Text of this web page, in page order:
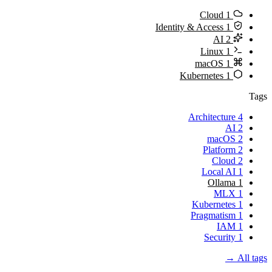
Cloud 1
Identity & Access 1
AI 2
Linux 1
macOS 1
Kubernetes 1
Tags
Architecture 4
AI 2
macOS 2
Platform 2
Cloud 2
Local AI 1
Ollama 1
MLX 1
Kubernetes 1
Pragmatism 1
IAM 1
Security 1
All tags →